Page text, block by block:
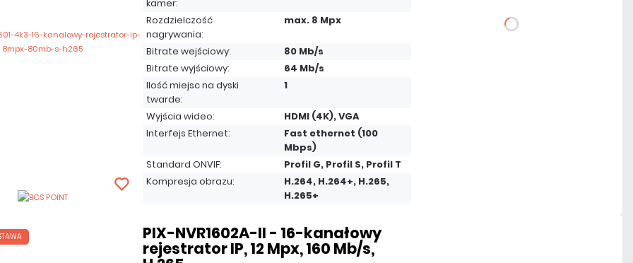
kamer:
Rozdzielczość
nagrywania:
max. 8 Mpx
Bitrate wejściowy:
80 Mb/s
Bitrate wyjściowy:
64 Mb/s
Ilość miejsc na dyski
twarde:
1
Wyjścia wideo:
HDMI (4K), VGA
Interfejs Ethernet:
Fast ethernet (100
Mbps)
Standard ONVIF:
Profil G, Profil S, Profil T
Kompresja obrazu:
H.264, H.264+, H.265,
H.265+
DO KOSZYKA
PIX-NVR1602A-II - 16-kanałowy
rejestrator IP, 12 Mpx, 160 Mb/s,